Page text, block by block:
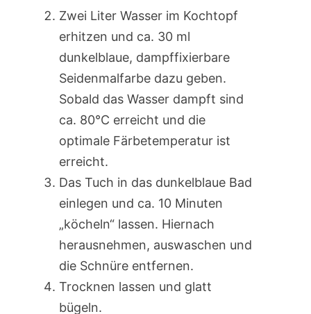
Zwei Liter Wasser im Kochtopf
erhitzen und ca. 30 ml
dunkelblaue, dampffixierbare
Seidenmalfarbe dazu geben.
Sobald das Wasser dampft sind
ca. 80°C erreicht und die
optimale Färbetemperatur ist
erreicht.
Das Tuch in das dunkelblaue Bad
einlegen und ca. 10 Minuten
„köcheln“ lassen. Hiernach
herausnehmen, auswaschen und
die Schnüre entfernen.
Trocknen lassen und glatt
bügeln.